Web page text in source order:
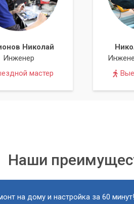
для всех жителей Киева и
чистка - залог долгой и
строя. Своевременная
в сервисный центр
Николай
Инженер
мастер
Наши
на дому и настройка за 60